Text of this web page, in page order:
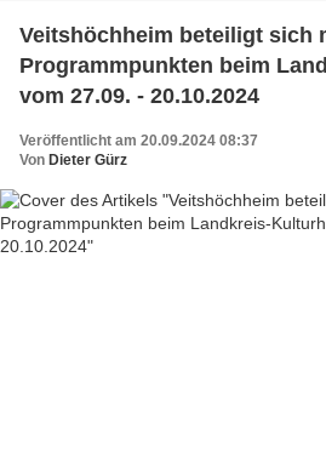
Veitshöchheim beteiligt sich mit 19
Programmpunkten beim
vom 27.09. - 20.10.2024
Veröffentlicht am 20.09.2024 08:37
Von Dieter Gürz